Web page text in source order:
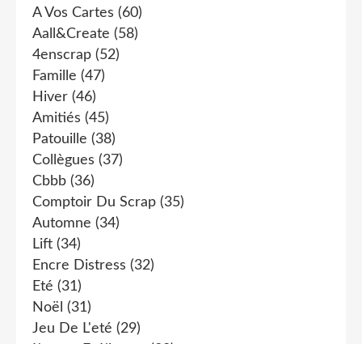
A Vos Cartes (60)
Aall&create (58)
4enscrap (52)
Famille (47)
Hiver (46)
Amitiés (45)
Patouille (38)
Collègues (37)
Cbbb (36)
Comptoir Du Scrap (35)
Automne (34)
Lift (34)
Encre Distress (32)
Eté (31)
Noël (31)
Jeu De L'eté (29)